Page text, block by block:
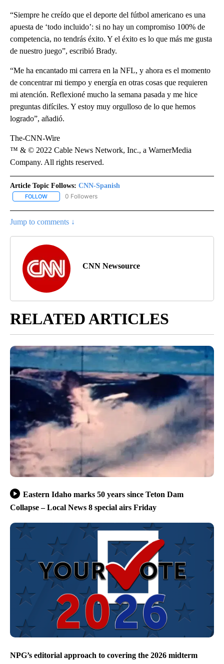
“Siempre he creído que el deporte del fútbol americano es una
apuesta de ‘todo incluido’: si no hay un compromiso 100% de
competencia, no tendrás éxito. Y el éxito es lo que más me gusta
de nuestro juego”, escribió Brady.
“Me ha encantado mi carrera en la NFL, y ahora es el momento
de concentrar mi tiempo y energía en otras cosas que requieren
mi atención. Reflexioné mucho la semana pasada y me hice
preguntas difíciles. Y estoy muy orgulloso de lo que hemos
logrado”, añadió.
The-CNN-Wire
™ & © 2022 Cable News Network, Inc., a WarnerMedia
Company. All rights reserved.
Article Topic Follows: CNN-Spanish
FOLLOW FOLLOW "CNN-SPANISH" TO RECEIVE NOTIFICATIONS ABOUT
0 Followers
Jump to comments ↓
CNN Newsource
RELATED ARTICLES
Eastern Idaho marks 50 years since Teton Dam
Collapse – Local News 8 special airs Friday
NPG’s editorial approach to covering the 2026 midterm